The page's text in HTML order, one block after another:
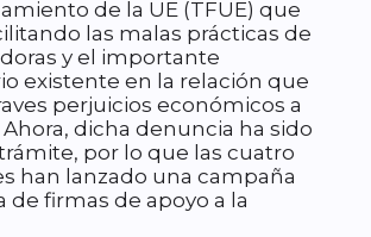
de la UE (TFUE) que
las malas prácticas de
y el importante
existente en la relación que
perjuicios económicos a
dicha denuncia ha sido
por lo que las cuatro
han lanzado una campaña
de firmas de apoyo a la